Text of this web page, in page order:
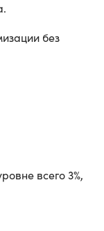
без
всего 3%,